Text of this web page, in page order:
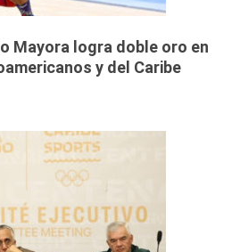
Mayora logra doble oro en
y del Caribe